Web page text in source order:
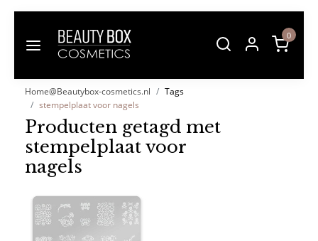
0
Home@Beautybox-cosmetics.nl
Tags
stempelplaat voor nagels
Producten getagd met
stempelplaat voor
nagels